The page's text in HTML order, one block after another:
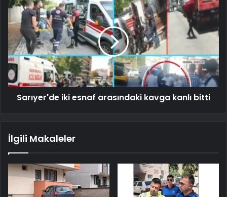
Sarıyer'de iki esnaf arasındaki kavga kanlı bitti
İlgili Makaleler